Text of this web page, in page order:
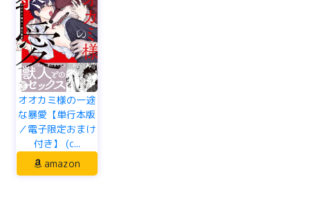
オオカミ様の一途
な暴愛【単行本版
／電子限定おまけ
付き】 (c...
amazon